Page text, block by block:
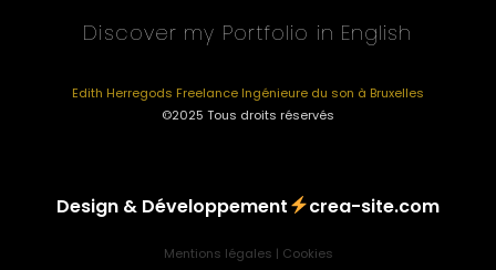
Discover my Portfolio in English
Edith Herregods Freelance Ingénieure du son à Bruxelles
©2025 Tous droits réservés
Design & Développement crea-site.com
Mentions légales | Cookies